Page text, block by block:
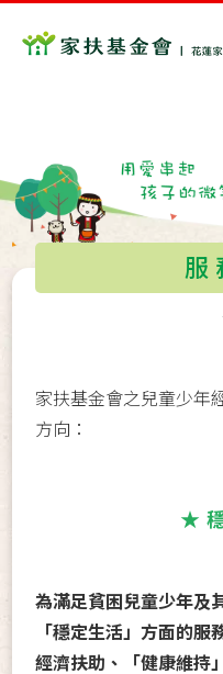
服
家扶基金會之兒童少年
方向：
★
為滿足貧困兒童少年及
「穩定生活」方面的
經濟扶助、「健康維持